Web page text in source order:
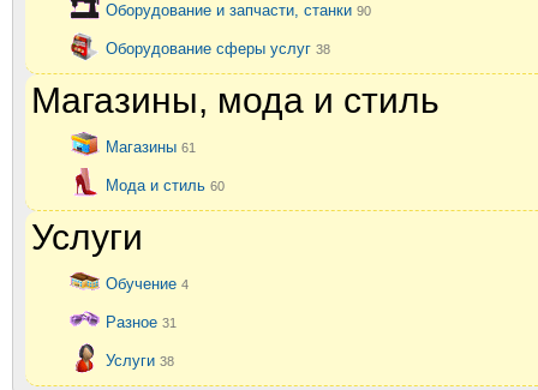
Оборудование и запчасти, станки 90
Оборудование сферы услуг 38
Магазины, мода и стиль
Магазины 61
Мода и стиль 60
Услуги
Обучение 4
Разное 31
Услуги 38